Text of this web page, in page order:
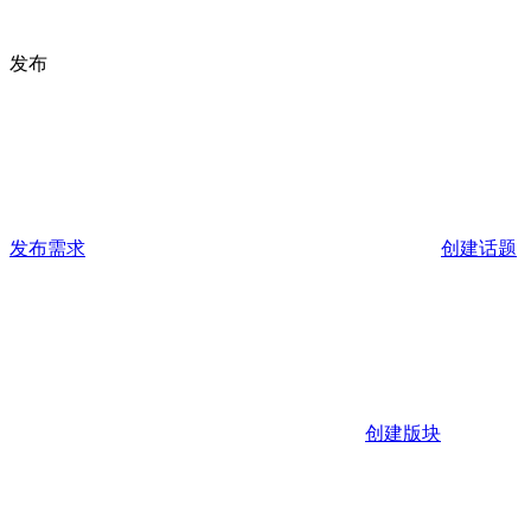
发布
发布需求 创建话题
创建版块